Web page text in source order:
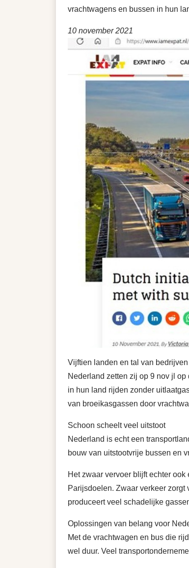
vrachtwagens en bussen in hun
10 november 2021
Vijftien landen en tal van
Nederland zetten zij op 9 nov jl
in hun land rijden zonder
van broeikasgassen door
Schoon scheelt veel uitstoot
Nederland is echt een
bouw van uitstootvrije bussen en
Het zwaar vervoer blijft echter
Parijsdoelen. Zwaar verkeer zorgt
produceert veel schadelijke
Oplossingen van belang voor
Met de vrachtwagen en bus die
wel duur. Veel